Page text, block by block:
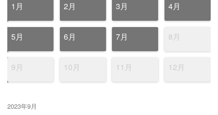
1月 2月 3月 4月
5月 6月 7月 8月
9月 10月 11月 12月
2023年9月